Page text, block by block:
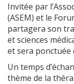
Invitée par
(ASEM) et le
partagera son
et sciences
et sera ponctuée
Un temps
thème de la